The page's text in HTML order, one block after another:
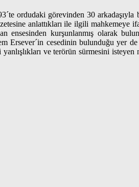
ordudaki görevinden 30 arkadaşıyla
anlattıkları ile ilgili mahkemeye
ensesinden kurşunlanmış olarak
cesedinin bulunduğu yer de
ve terörün sürmesini isteyen